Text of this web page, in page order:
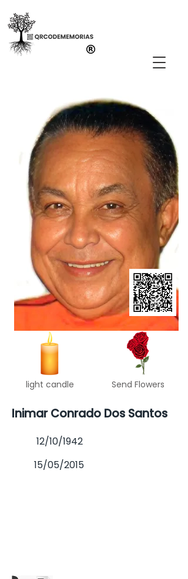
light candle Send Flowers
Inimar Conrado Dos Santos
12/10/1942
15/05/2015